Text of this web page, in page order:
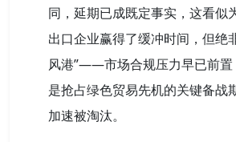
同，延期已成既定事实，这看似
出口企业赢得了缓冲时间，但绝
风港”——市场合规压力早已前置
是抢占绿色贸易先机的关键备战
加速被淘汰。